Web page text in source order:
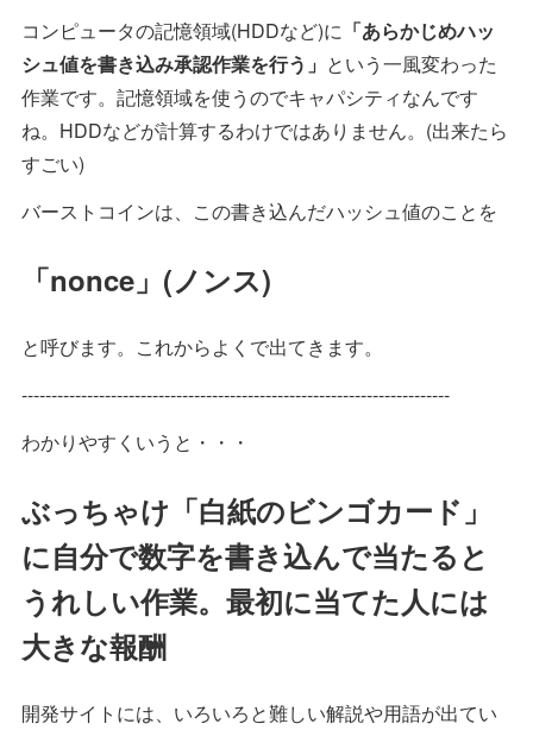
コンピュータの記憶領域(HDDなど)に 「あらかじめハッ
シュ値を書き込み承認作業を行う」 という一風変わった
作業です。記憶領域を使うのでキャパシティなんです
ね。HDDなどが計算するわけではありません。(出来たら
すごい)
バーストコインは、この書き込んだハッシュ値のことを
「nonce」(ノンス)
と呼びます。これからよくで出てきます。
------------------------------------------------------------------------
わかりやすくいうと・・・
ぶっちゃけ「白紙のビンゴカード」
に自分で数字を書き込んで当たると
うれしい作業。最初に当てた人には
大きな報酬
開発サイトには、いろいろと難しい解説や用語が出てい